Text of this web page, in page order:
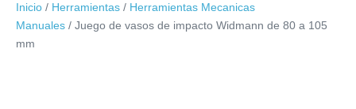
Inicio / Herramientas / Herramientas Mecanicas
Manuales / Juego de vasos de impacto Widmann de 80 a 105
mm